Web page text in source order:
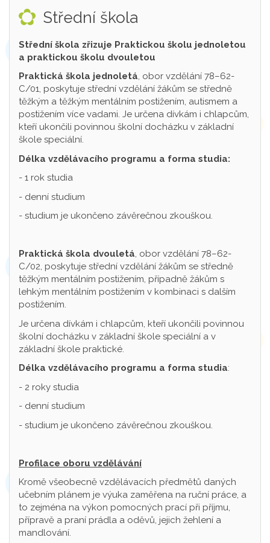
Střední škola
Střední škola zřizuje Praktickou školu jednoletou
a praktickou školu dvouletou
Praktická škola jednoletá, obor vzdělání 78–62-
C/01, poskytuje střední vzdělání žákům se středně
těžkým a těžkým mentálním postižením, autismem a
postižením více vadami. Je určena dívkám i chlapcům,
kteří ukončili povinnou školní docházku v základní
škole speciální.
Délka vzdělávacího programu a forma studia:
- 1 rok studia
- denní studium
- studium je ukončeno závěrečnou zkouškou.
Praktická škola dvouletá, obor vzdělání 78–62-
C/02, poskytuje střední vzdělání žákům se středně
těžkým mentálním postižením, případně žákům s
lehkým mentálním postižením v kombinaci s dalším
postižením.
Je určena dívkám i chlapcům, kteří ukončili povinnou
školní docházku v základní škole speciální a v
základní škole praktické.
Délka vzdělávacího programu a forma studia:
- 2 roky studia
- denní studium
- studium je ukončeno závěrečnou zkouškou.
Profilace oboru vzdělávání
Kromě všeobecně vzdělávacích předmětů daných
učebním plánem je výuka zaměřena na ruční práce, a
to zejména na výkon pomocných prací při příjmu,
přípravě a praní prádla a oděvů, jejich žehlení a
mandlování.